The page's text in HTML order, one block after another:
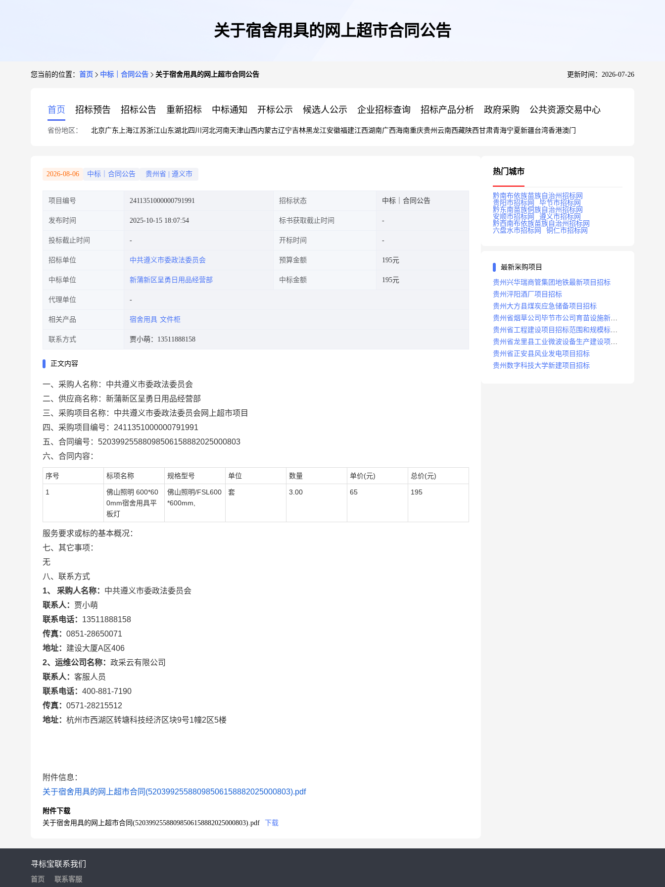
关于宿舍用具的网上超市合同公告
您当前的位置： 首页 中标｜合同公告 关于宿舍用具的网上超市合同公告 更新时间：2026-07-26
首页 招标预告 招标公告 重新招标 中标通知 开标公示 候选人公示 企业招标查询 招标产品分析 政府采购 公共资源交易中心
省份地区： 北京广东 上海江苏浙江山东湖北四川 河北河南天津山西内蒙古辽宁吉林黑龙江安徽福建江西湖南广西海南重庆贵州 云南西藏陕西甘肃青海宁夏新疆台湾香港澳门
2026-08-06 中标｜合同公告 贵州省 遵义市
项目编号 2411351000000791991 招标状态 中标｜合同公告
发布时间 2025-10-15 18:07:54 标书获取截止时间
投标截止时间 开标时间
招标单位 中共遵义市委政法委员会 预算金额 195元
中标单位 新蒲新区呈勇日用品经营部 中标金额 195元
代理单位
相关产品 宿舍用具 文件柜
联系方式 贾小萌：13511888158
正文内容
一、采购人名称： 中共遵义市委政法委员会
二、供应商名称： 新蒲新区呈勇日用品经营部
三、采购项目名称： 中共遵义市委政法委员会网上超市项目
四、采购项目编号： 2411351000000791991
五、合同编号： 52039925588098506158882025000803
六、合同内容：
序号 标项名称 规格型号 单位 数量 单价(元) 总价(元)
1
佛山照明 600*60
0mm宿舍用具平
板灯
佛山照明/FSL600
*600mm,
套 3.00 65 195
服务要求或标的基本概况：
七、其它事项：
无
八、联系方式
1、 采购人名称： 中共遵义市委政法委员会
联系人：
贾小萌
联系电话： 13511888158
传真： 0851-28650071
地址： 建设大厦A区406
2、运维公司名称： 政采云有限公司
联系人： 客服人员
联系电话： 400-881-7190
传真： 0571-28215512
地址： 杭州市西湖区转塘科技经济区块9号1幢2区5楼
附件信息：
关于宿舍用具的网上超市合同(52039925588098506158882025000803).pdf
附件下载
关于宿舍用具的网上超市合同(52039925588098506158882025000803).pdf
下载
热门城市
黔南布依族苗族自治州招标网
贵阳市招标网
毕节市招标网
黔东南苗族侗族自治州招标网
安顺市招标网
遵义市招标网
黔西南布依族苗族自治州招标网
六盘水市招标网
铜仁市招标网
最新采购项目
贵州兴华瑞商管集团地铁最新项目招标
贵州泙阳酒厂项目招标
贵州大方县煤炭应急储备项目招标
贵州省烟草公司毕节市公司育苗设施新建
及修复项目招标公告
贵州省工程建设项目招标范围和规模标准
规定
贵州省龙里县工业微波设备生产建设项目
招标
贵州省正安县风业发电项目招标
贵州数字科技大学新建项目招标
寻标宝
首页
联系我们
联系客服